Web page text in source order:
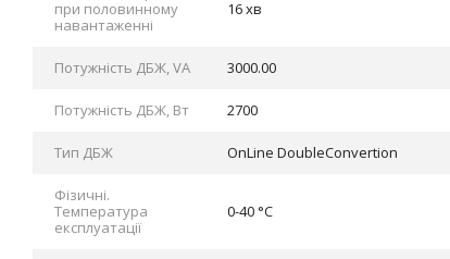
при половинному
навантаженні
16 хв
Потужність ДБЖ, VA 3000.00
Потужність ДБЖ, Вт 2700
Тип ДБЖ OnLine DoubleConvertion
Фізичні.
Tемпература
експлуатації
0-40 °C